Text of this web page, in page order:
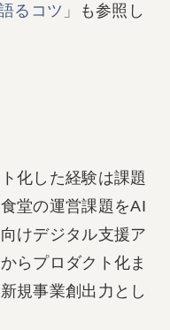
るコツ」
も参照し
化した経験は課題
堂の運営課題をAI
けデジタル支援ア
らプロダクト化ま
規事業創出力とし